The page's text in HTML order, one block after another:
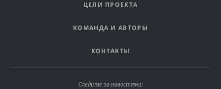
ЦЕЛИ ПРОЕКТА
КОМАНДА И АВТОРЫ
КОНТАКТЫ
Следите за новостями: